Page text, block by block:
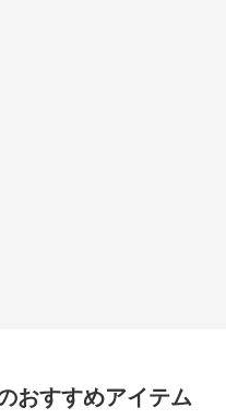
おすすめアイテム